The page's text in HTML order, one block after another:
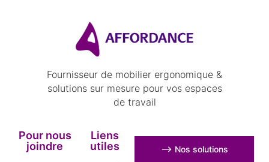
Fournisseur de mobilier ergonomique &
solutions sur mesure pour vos espaces
de travail
Pour nous
joindre
Liens
utiles
⟶ Nos solutions